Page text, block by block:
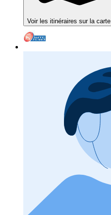
Voir les itinéraires sur la carte